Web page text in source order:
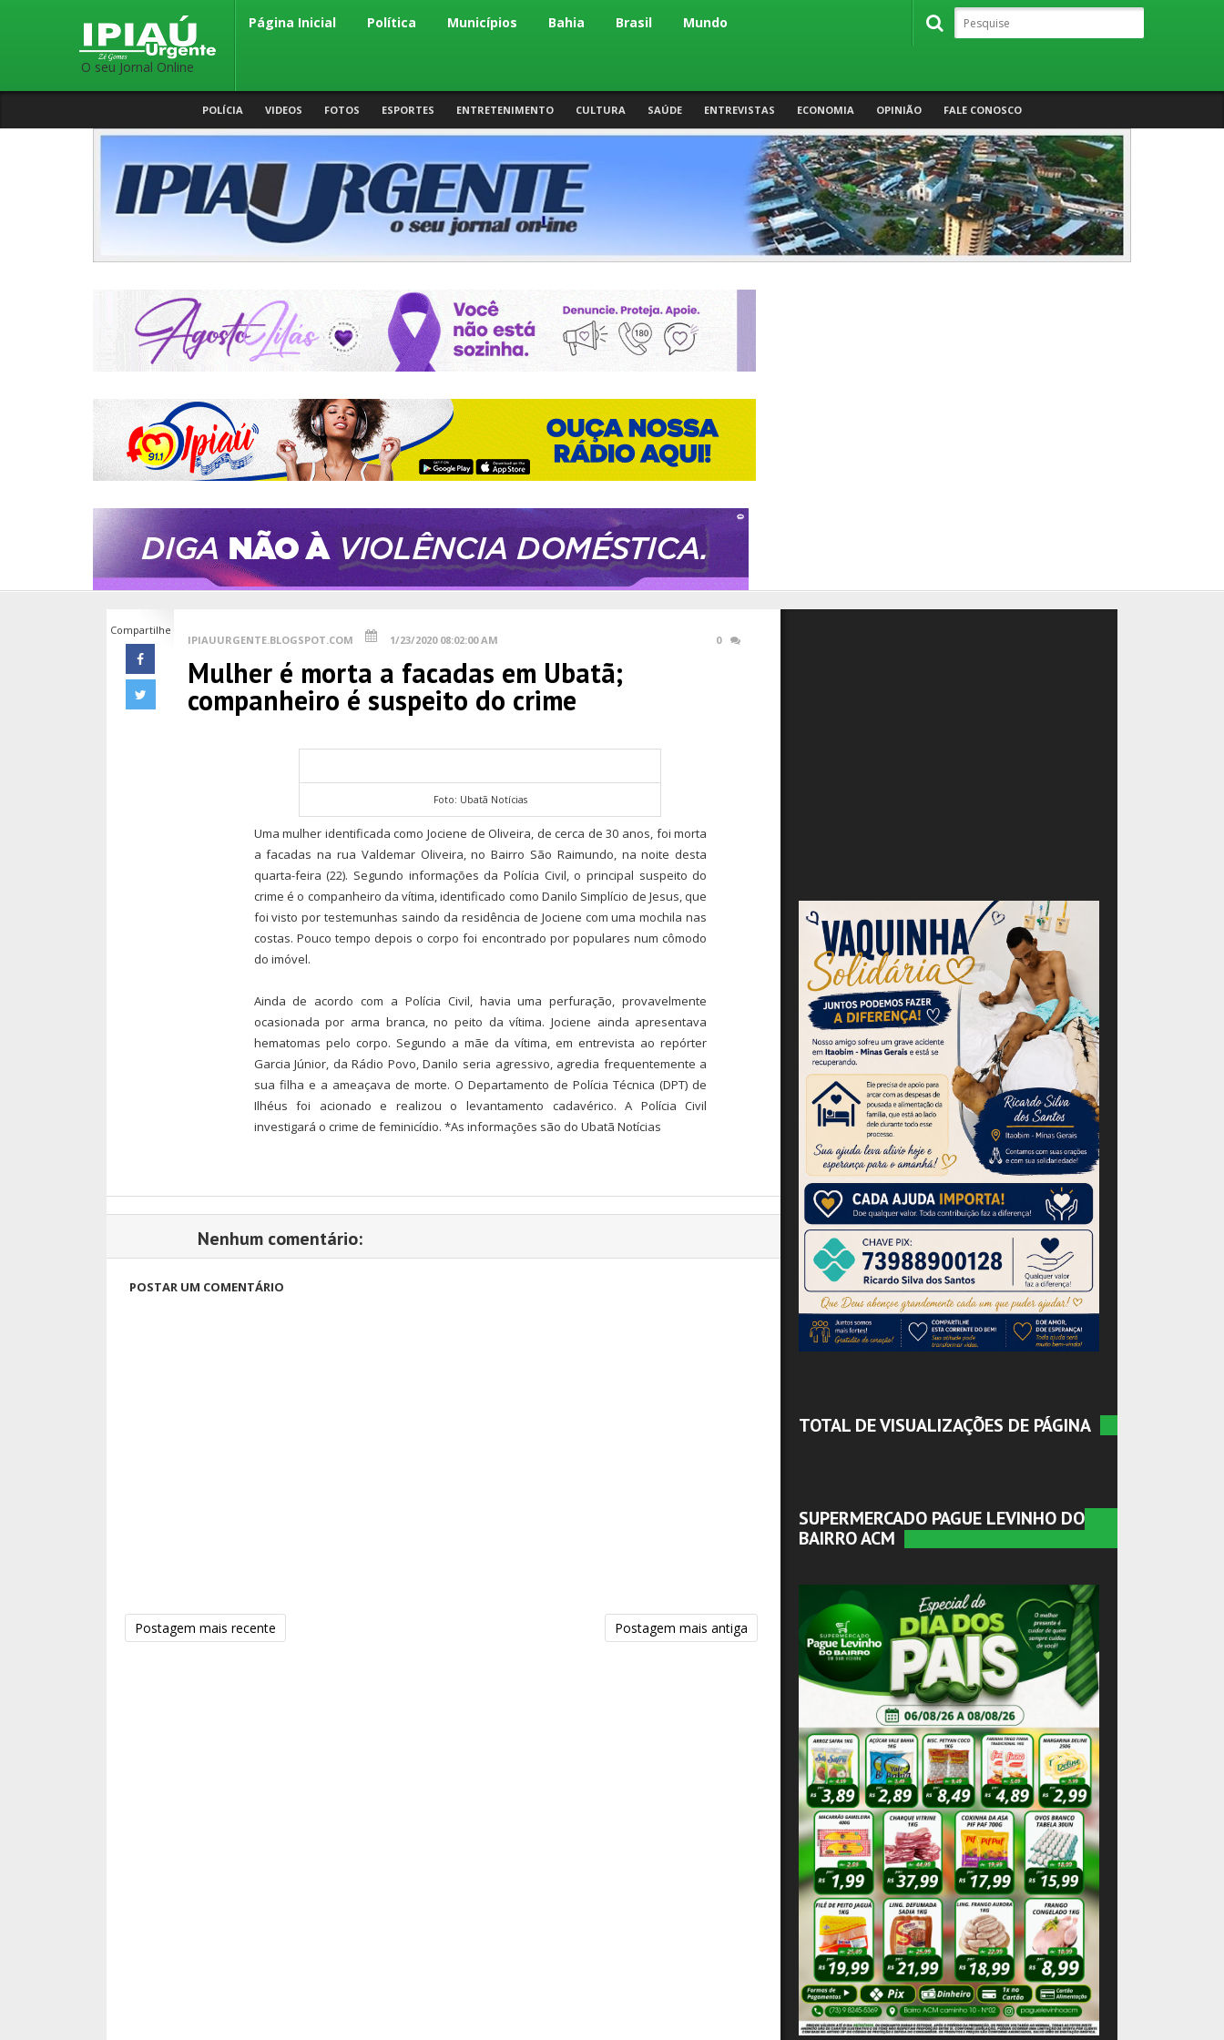
O seu Jornal Online
Página Inicial Política Municípios Bahia Brasil Mundo
POLÍCIA VIDEOS FOTOS ESPORTES ENTRETENIMENTO CULTURA SAÚDE ENTREVISTAS ECONOMIA OPINIÃO FALE CONOSCO
Compartilhe
IPIAUURGENTE.BLOGSPOT.COM 1/23/2020 08:02:00 AM 0
Mulher é morta a facadas em Ubatã;
companheiro é suspeito do crime
Foto: Ubatã Notícias
Uma mulher identificada como Jociene de Oliveira, de cerca de 30 anos, foi morta
a facadas na rua Valdemar Oliveira, no Bairro São Raimundo, na noite desta
quarta-feira (22). Segundo informações da Polícia Civil, o principal suspeito do
crime é o companheiro da vítima, identificado como Danilo Simplício de Jesus, que
foi visto por testemunhas saindo da residência de Jociene com uma mochila nas
costas. Pouco tempo depois o corpo foi encontrado por populares num cômodo
do imóvel.
Ainda de acordo com a Polícia Civil, havia uma perfuração, provavelmente
ocasionada por arma branca, no peito da vítima. Jociene ainda apresentava
hematomas pelo corpo. Segundo a mãe da vítima, em entrevista ao repórter
Garcia Júnior, da Rádio Povo, Danilo seria agressivo, agredia frequentemente a
sua filha e a ameaçava de morte. O Departamento de Polícia Técnica (DPT) de
Ilhéus foi acionado e realizou o levantamento cadavérico. A Polícia Civil
investigará o crime de feminicídio. *As informações são do Ubatã Notícias
Nenhum comentário:
POSTAR UM COMENTÁRIO
Postagem mais recente Postagem mais antiga
TOTAL DE VISUALIZAÇÕES DE PÁGINA
SUPERMERCADO PAGUE LEVINHO DO
BAIRRO ACM